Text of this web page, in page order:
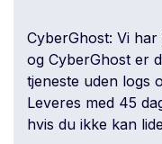
CyberGhost: Vi
og CyberGhost er
tjeneste uden logs
Leveres med 45
hvis du ikke kan